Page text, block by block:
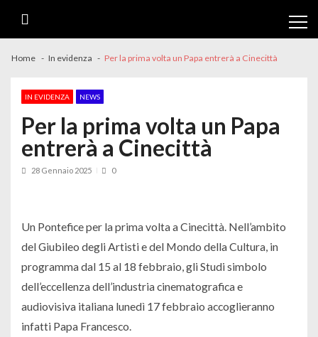
Home In evidenza Per la prima volta un Papa entrerà a Cinecittà
IN EVIDENZA NEWS
Per la prima volta un Papa
entrerà a Cinecittà
28 Gennaio 2025 0
Un Pontefice per la prima volta a Cinecittà. Nell’ambito
del Giubileo degli Artisti e del Mondo della Cultura, in
programma dal 15 al 18 febbraio, gli Studi simbolo
dell’eccellenza dell’industria cinematografica e
audiovisiva italiana lunedì 17 febbraio accoglieranno
infatti Papa Francesco.